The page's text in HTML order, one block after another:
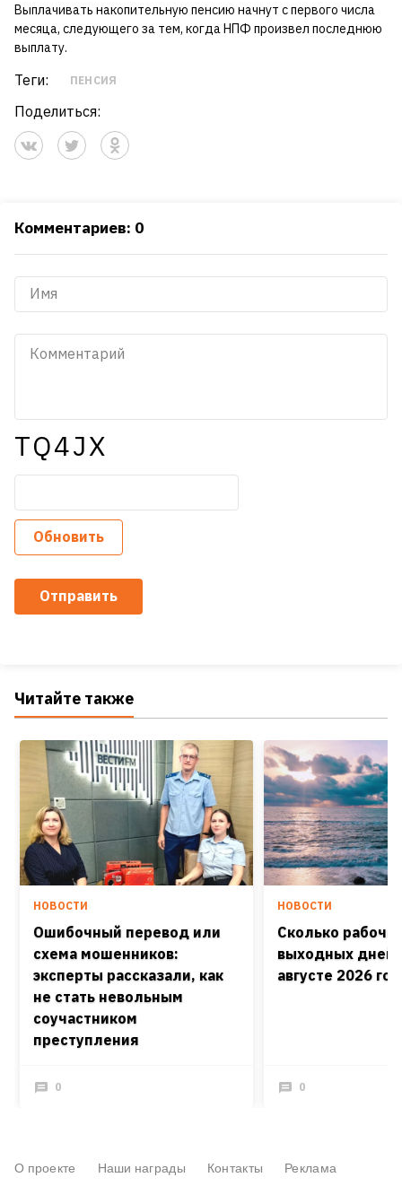
Выплачивать накопительную пенсию начнут с первого числа
месяца, следующего за тем, когда НПФ произвел последнюю
выплату.
Теги: ПЕНСИЯ
Поделиться:
Комментариев: 0
TQ4JX
Обновить
Отправить
Читайте также
НОВОСТИ
Ошибочный перевод или
схема мошенников:
эксперты рассказали, как
не стать невольным
соучастником
преступления
0
НОВОСТИ
Сколько
выходных дней
августе 2026
0
О проекте Наши награды Контакты Реклама